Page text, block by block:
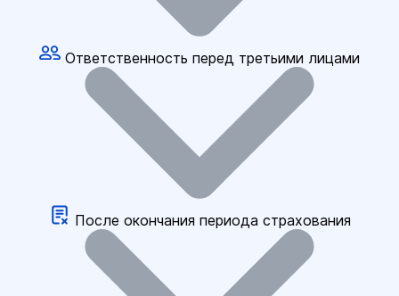
Ответственность перед третьими лицами
После окончания периода страхования